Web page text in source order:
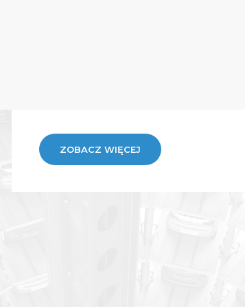
ZOBACZ WIĘCEJ